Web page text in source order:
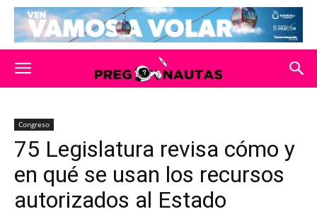
Congreso
75 Legislatura revisa cómo y
en qué se usan los recursos
autorizados al Estado